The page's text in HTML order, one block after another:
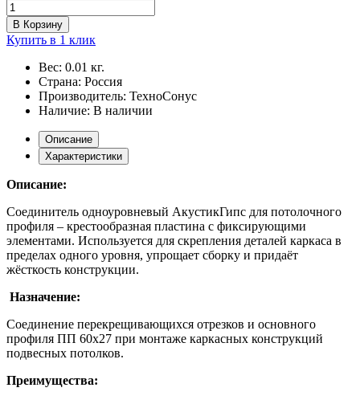
В Корзину
Купить в 1 клик
Вес: 0.01 кг.
Страна: Россия
Производитель: ТехноСонус
Наличие: В наличии
Описание
Характеристики
Описание:
Соединитель одноуровневый АкустикГипс для потолочного
профиля – крестообразная пластина с фиксирующими
элементами. Используется для скрепления деталей каркаса в
пределах одного уровня, упрощает сборку и придаёт
жёсткость конструкции.
Назначение:
Соединение перекрещивающихся отрезков и основного
профиля ПП 60х27 при монтаже каркасных конструкций
подвесных потолков.
Преимущества: